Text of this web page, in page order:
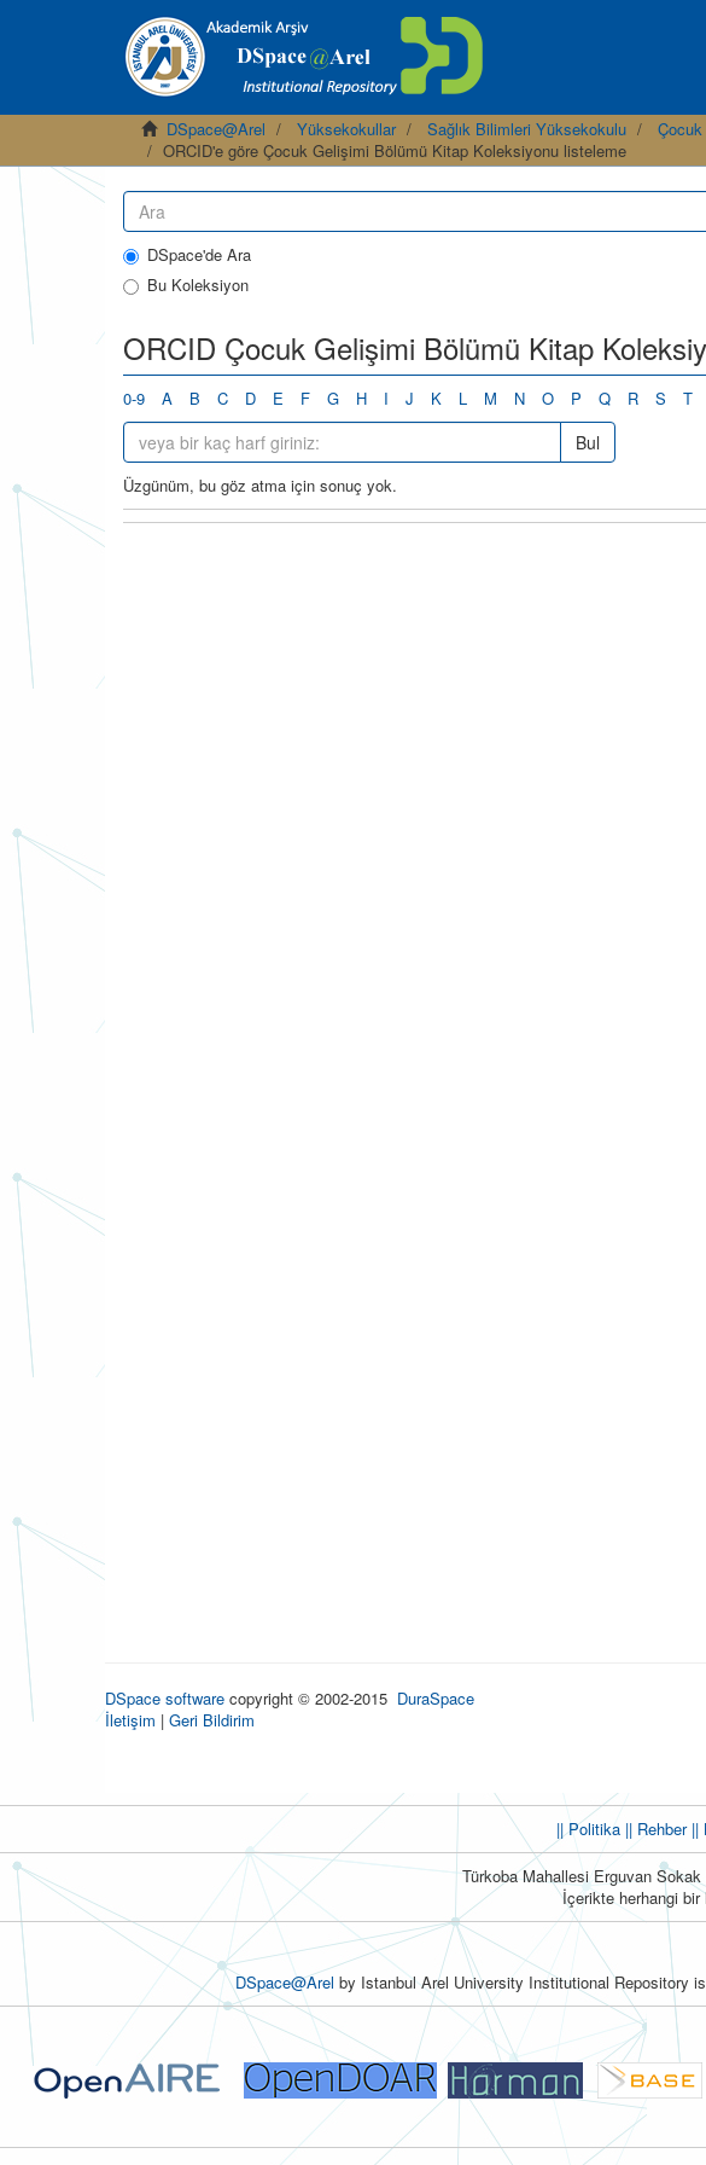
DSpace@Arel Yüksekokullar Sağlık Bilimleri Yüksekokulu
ORCID'e göre Çocuk Gelişimi Bölümü Kitap Koleksiyonu listeleme
DSpace'de Ara
Bu Koleksiyon
ORCID Çocuk Gelişimi Bölümü Kitap
0-9 A B C D E F G H I J K L M N O P Q R S T
Bul
Üzgünüm, bu göz atma için sonuç yok.
DSpace software copyright © 2002-2015 DuraSpace
İletişim | Geri Bildirim
|| Politika|| Rehber||
Türkoba Mahallesi Erguvan
İçerikte herhangi
DSpace@Arel by Istanbul Arel University Institutional Repository